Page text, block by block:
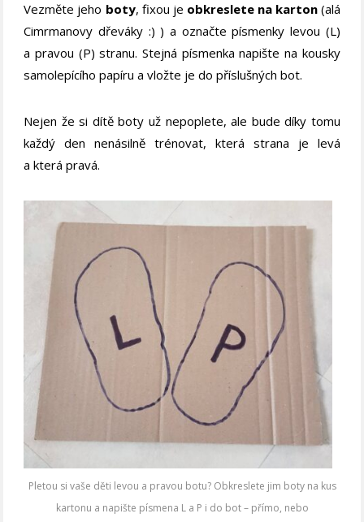
Vezměte jeho boty, fixou je obkreslete na karton(alá
Cimrmanovy dřeváky :) ) a označte písmenky levou (L)
a pravou (P) stranu. Stejná písmenka napište na kousky
samolepícího papíru a vložte je do příslušných bot.
Nejen že si dítě boty už nepoplete, ale bude díky tomu
každý den nenásilně trénovat, která strana je levá
a která pravá.
Pletou si vaše děti levou a pravou botu? Obkreslete jim boty na kus
kartonu a napište písmena L a P i do bot – přímo, nebo